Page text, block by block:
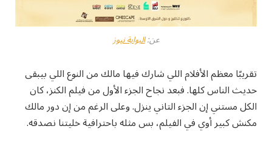
عن:البوابة نيوز
تقريبًا معظم الأفلام اللي شارك فيها مالك من النوع اللي بيبقى
حديث الناس كلها. فبعد نجاح الجزء الأول من فيلم الكنز، كان
الكل مستني إن الجزء التاني ينزل. وعلى الرغم من إن دور مالك
مكنش كبير أوي في الفيلم، بس مثله باحترافية خليتنا نصدقه.